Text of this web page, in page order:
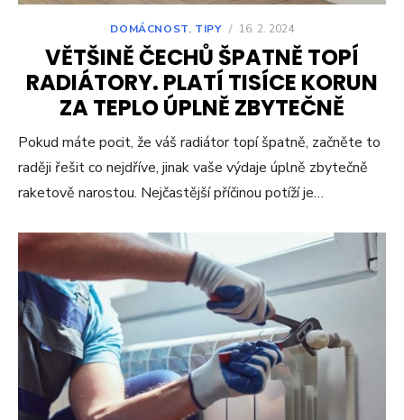
DOMÁCNOST, TIPY / 16. 2. 2024
VĚTŠINĚ ČECHŮ ŠPATNĚ TOPÍ
RADIÁTORY. PLATÍ TISÍCE KORUN
ZA TEPLO ÚPLNĚ ZBYTEČNĚ
Pokud máte pocit, že váš radiátor topí špatně, začněte to
raději řešit co nejdříve, jinak vaše výdaje úplně zbytečně
raketově narostou. Nejčastější příčinou potíží je…